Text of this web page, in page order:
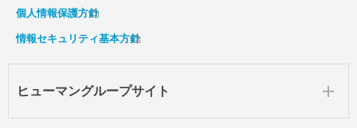
個人情報保護方針
情報セキュリティ基本方針
ヒューマングループサイト